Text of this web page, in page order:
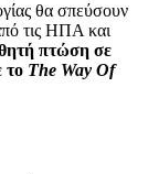
θα σπεύσουν
τις ΗΠΑ και
πτώση σε
το The Way Of